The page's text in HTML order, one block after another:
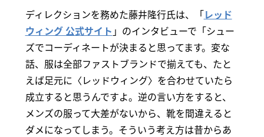
ディレクションを務めた藤井隆行氏は、「レッド
ウィング 公式サイト 」のインタビューで「シュー
ズでコーディネートが決まると思ってます。変な
話、服は全部ファストブランドで揃えても、たと
えば足元に〈レッドウィング〉を合わせていたら
成立すると思うんですよ。逆の言い方をすると、
メンズの服って大差がないから、靴を間違えると
ダメになってしまう。そういう考え方は昔からあ